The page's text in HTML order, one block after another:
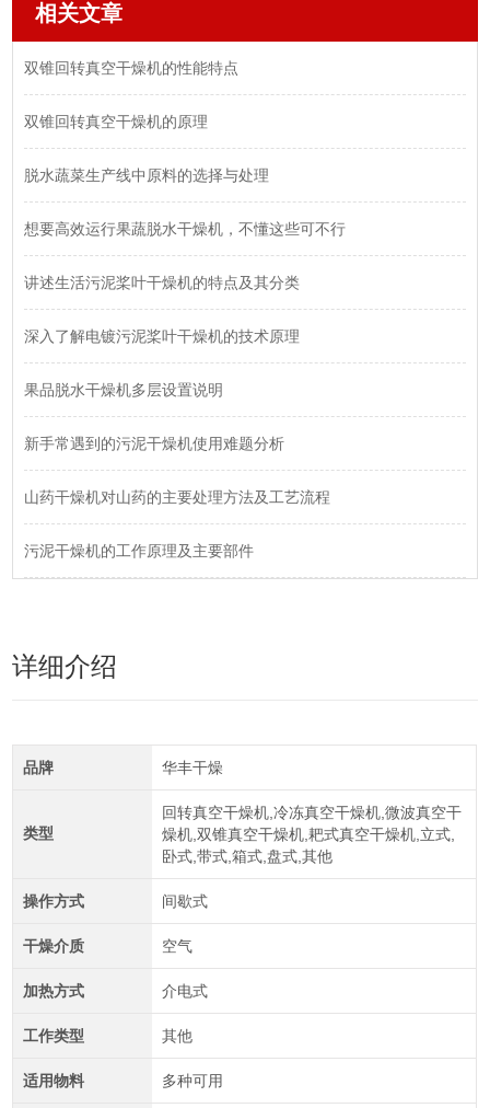
相关文章
双锥回转真空干燥机的性能特点
双锥回转真空干燥机的原理
脱水蔬菜生产线中原料的选择与处理
想要高效运行果蔬脱水干燥机，不懂这些可不行
讲述生活污泥桨叶干燥机的特点及其分类
深入了解电镀污泥桨叶干燥机的技术原理
果品脱水干燥机多层设置说明
新手常遇到的污泥干燥机使用难题分析
山药干燥机对山药的主要处理方法及工艺流程
污泥干燥机的工作原理及主要部件
详细介绍
品牌 华丰干燥
类型
回转真空干燥机,冷冻真空干燥机,微波真空干
燥机,双锥真空干燥机,耙式真空干燥机,立式,
卧式,带式,箱式,盘式,其他
操作方式 间歇式
干燥介质 空气
加热方式 介电式
工作类型 其他
适用物料 多种可用